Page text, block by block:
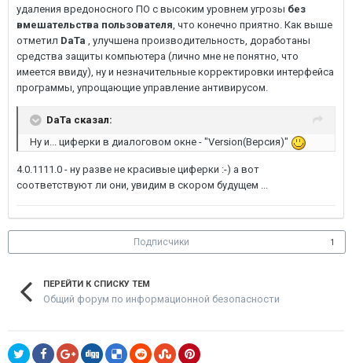
удаления вредоносного ПО с высоким уровнем угрозы без
вмешательства пользователя, что конечно приятно. Как выше
отметил DaTa , улучшена производительность, доработаны
средства защиты компьютера (лично мне не понятно, что
имеется ввиду), ну и незначительные корректировки интерфейса
программы, упрощающие управление антивирусом.
DaTa сказал:
Ну и... циферки в диалоговом окне - "Version(Версия)"
4.0.1111.0 - ну разве не красивые циферки :-) а вот
соответствуют ли они, увидим в скором будущем ...
Подписчики 1
ПЕРЕЙТИ К СПИСКУ ТЕМ
Общий форум по информационной безопасности